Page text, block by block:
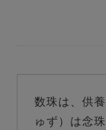
数珠は、供
ゅず）は念